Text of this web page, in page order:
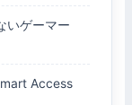
いゲーマー
Access